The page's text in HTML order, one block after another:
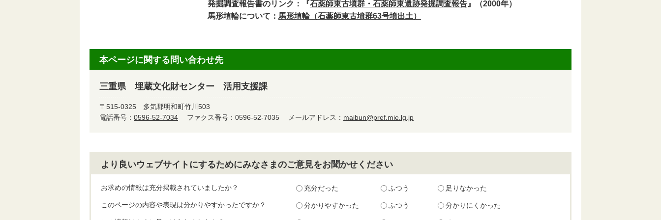
発掘調査報告書のリンク：『石薬師東古墳群・石薬師東遺跡発掘調査報告 』（2000年）
馬形埴輪について： 馬形埴輪（石薬師東古墳群63号墳出土）
本ページに関する問い合わせ先
三重県 埋蔵文化財センター 活用支援課
〒515-0325 多気郡明和町竹川503
電話番号： 0596-52-7034 ファクス番号：0596-52-7035 メールアドレス： maibun@pref.mie.lg.jp
より良いウェブサイトにするためにみなさまのご意見をお聞かせください
お求めの情報は充分掲載されていましたか？ 充分だった ふつう 足りなかった
このページの内容や表現は分かりやすかったですか？ 分かりやすかった ふつう 分かりにくかった